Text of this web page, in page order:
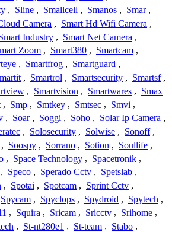
, Sline , Smallcell , Smanos , Smar ,
Camera , Smart Hd Wifi Camera ,
Industry , Smart Net Camera ,
Zoom , Smart380 , Smartcam ,
, Smartfrog , Smartguard ,
, Smartrol , Smartsecurity , Smartsf ,
, Smartvision , Smartwares , Smax
, Smp , Smtkey , Smtsec , Smvi ,
, Soar , Soggi , Soho , Solar Ip Camera ,
, Solosecurity , Solwise , Sonoff ,
, Soospy , Sorrano , Sotion , Soullife ,
, Space Technology , Spacetronik ,
, Speco , Sperado Cctv , Spetslab ,
, Spotai , Spotcam , Sprint Cctv ,
Spycam , Spyclops , Spydroid , Spytech ,
, Squira , Sricam , Sricctv , Srihome ,
, St-nt280e1 , St-team , Stabo ,